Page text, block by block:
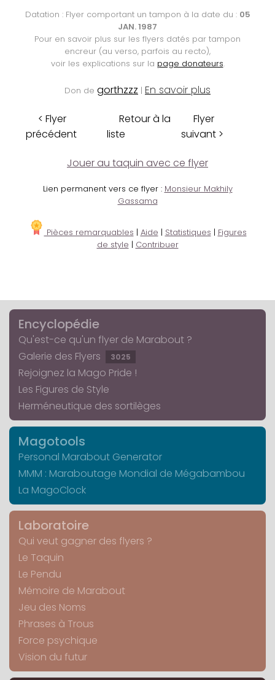
Datation : Flyer comportant un tampon à la date du : 05
JAN. 1987
Pour en savoir plus sur les flyers datés par tampon
encreur (au verso, parfois au recto),
voir les explications sur la page donateurs.
Don de gorthzzz | En savoir plus
< Flyer
précédent
Retour à la
liste
Flyer
suivant >
Jouer au taquin avec ce flyer
Lien permanent vers ce flyer : Monsieur Makhily
Gassama
Pièces remarquables | Aide | Statistiques | Figures
de style | Contribuer
Encyclopédie
Qu'est-ce qu'un flyer de Marabout ?
Galerie des Flyers
3025
Rejoignez la Mago Pride !
Les Figures de Style
Herméneutique des sortilèges
Magotools
Personal Marabout Generator
MMM : Maraboutage Mondial de Mégabambou
La MagoClock
Laboratoire
Qui veut gagner des flyers ?
Le Taquin
Le Pendu
Mémoire de Marabout
Jeu des Noms
Phrases à Trous
Force psychique
Vision du futur